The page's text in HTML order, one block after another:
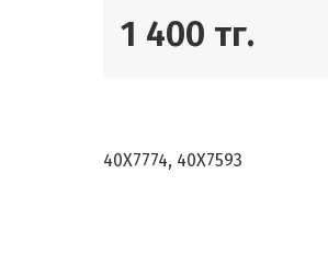
1 400 тг.
40X7774, 40X7593